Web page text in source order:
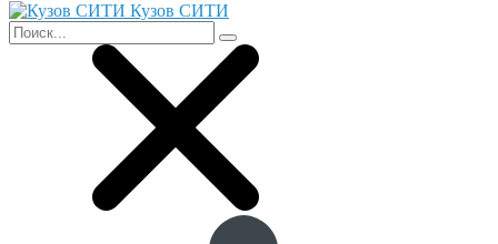
Кузов СИТИ